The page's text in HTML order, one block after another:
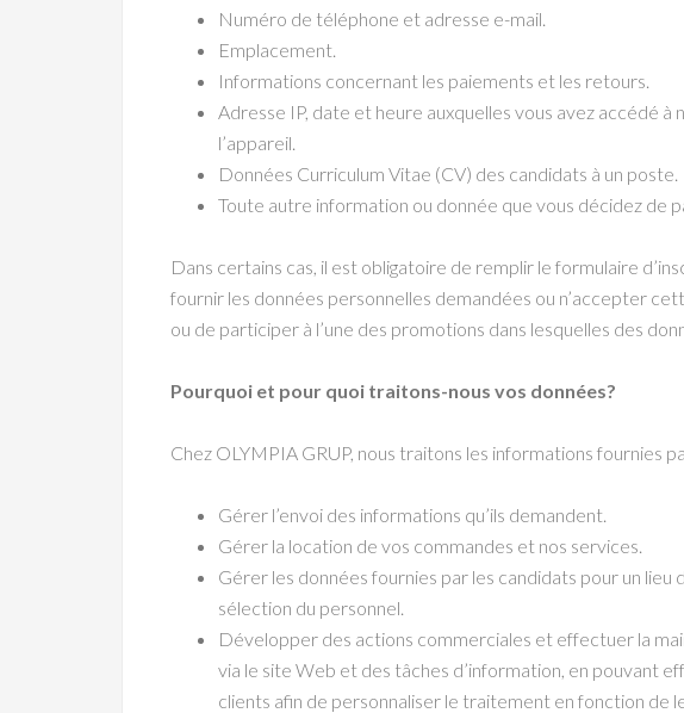
Numéro de téléphone et adresse e-mail.
Emplacement.
Informations concernant les paiements et les retours.
Adresse IP, date et heure auxquelles vous avez accédé
l’appareil.
Données Curriculum Vitae (CV) des candidats à un poste.
Toute autre information ou donnée que vous décidez de
Dans certains cas, il est obligatoire de remplir le formulaire
fournir les données personnelles demandées ou n’accepter
ou de participer à l’une des promotions dans lesquelles des
Pourquoi et pour quoi traitons-nous vos données?
Chez OLYMPIA GRUP, nous traitons les informations fournies
Gérer l’envoi des informations qu’ils demandent.
Gérer la location de vos commandes et nos services.
Gérer les données fournies par les candidats pour un
sélection du personnel.
Développer des actions commerciales et effectuer la
via le site Web et des tâches d’information, en pouvant
clients afin de personnaliser le traitement en fonction de